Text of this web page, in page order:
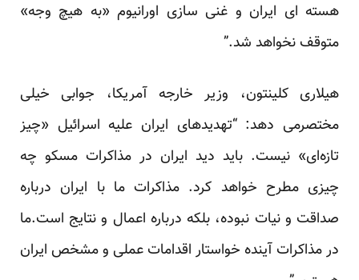
هسته ای ایران و غنی سازی اورانیوم «به هیچ وجه»
متوقف نخواهد شد.”
هیلاری کلینتون، وزیر خارجه‌ آمریکا، جوابی خیلی
مختصرمی دهد: “تهدیدهای ایران علیه اسرائیل «چیز
تازه‌ای» نیست. باید دید ایران در مذاکرات مسکو چه
چیزی مطرح خواهد کرد. مذاکرات ما با ایران درباره
صداقت و نیات نبوده، بلکه درباره اعمال و نتایج است.ما
در مذاکرات آینده خواستار اقدامات عملی و مشخص ایران